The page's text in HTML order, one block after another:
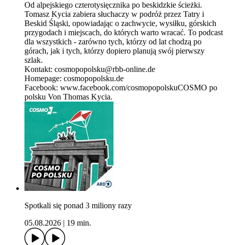
Od alpejskiego czterotysięcznika po beskidzkie ścieżki.
Tomasz Kycia zabiera słuchaczy w podróż przez Tatry i
Beskid Śląski, opowiadając o zachwycie, wysiłku, górskich
przygodach i miejscach, do których warto wracać. To podcast
dla wszystkich - zarówno tych, którzy od lat chodzą po
górach, jak i tych, którzy dopiero planują swój pierwszy
szlak.
Kontakt: cosmopopolsku@rbb-online.de
Homepage: cosmopopolsku.de
Facebook: www.facebook.com/cosmopopolskuCOSMO po
polsku Von Thomas Kycia.
Spotkali się ponad 3 miliony razy
05.08.2026
19 min.